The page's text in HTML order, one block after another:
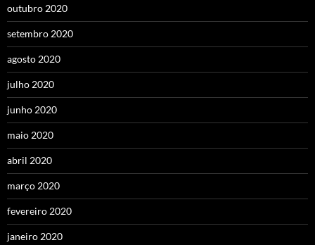
outubro 2020
setembro 2020
agosto 2020
julho 2020
junho 2020
maio 2020
abril 2020
março 2020
fevereiro 2020
janeiro 2020